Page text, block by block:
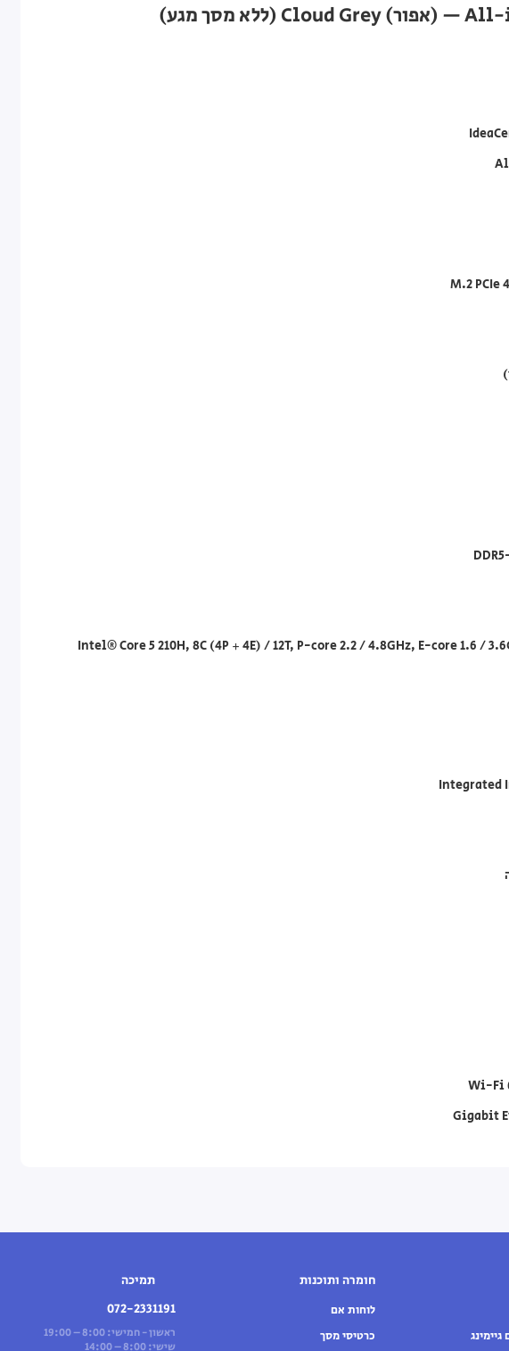
M.2 PCIe
Intel® Core 5 210H, 8C (4P + 4E) / 12T, P-core 2.2 / 4.8GHz, E-core 1.6 /
Integrated
Wi-Fi
Gigabit
חומרה ותוכנות
לוחות אם
כרטיסי מסך
תמיכה
072-2331191
ראשון - חמישי: 8:00 – 19:00
שישי: 8:00 – 14:00